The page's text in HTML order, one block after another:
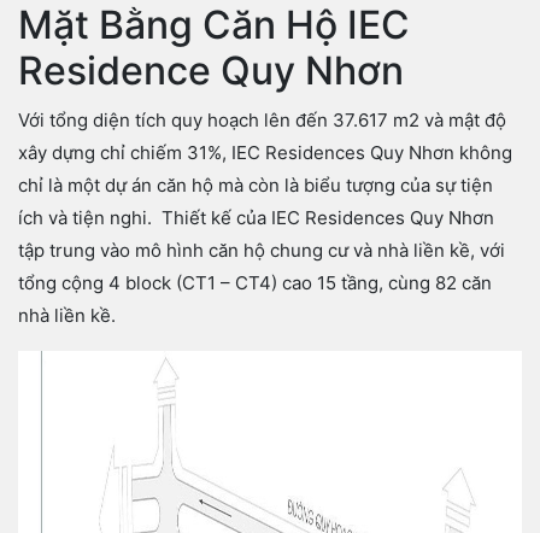
Mặt Bằng Căn Hộ IEC
Residence Quy Nhơn
Với tổng diện tích quy hoạch lên đến 37.617 m2 và mật độ
xây dựng chỉ chiếm 31%, IEC Residences Quy Nhơn không
chỉ là một dự án căn hộ mà còn là biểu tượng của sự tiện
ích và tiện nghi. Thiết kế của IEC Residences Quy Nhơn
tập trung vào mô hình căn hộ chung cư và nhà liền kề, với
tổng cộng 4 block (CT1 – CT4) cao 15 tầng, cùng 82 căn
nhà liền kề.